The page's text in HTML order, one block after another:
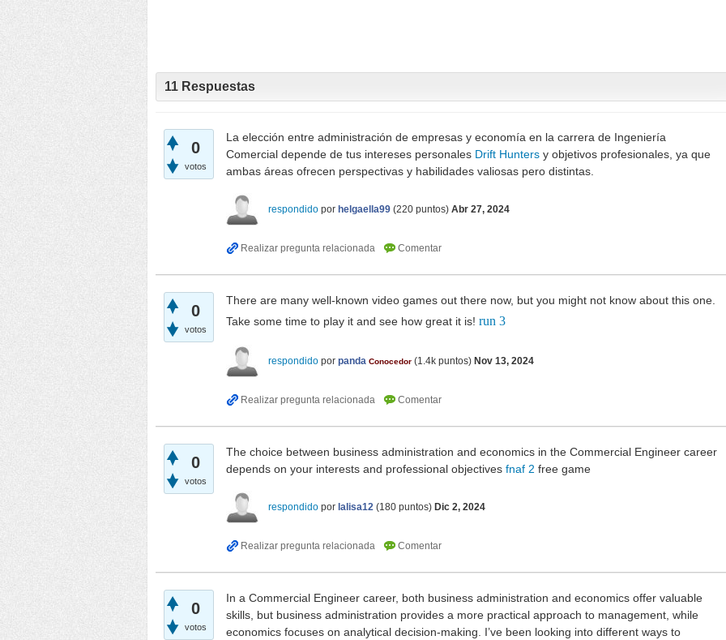
11 Respuestas
0
votos
La elección entre administración de empresas y economía en la carrera de Ingeniería
Comercial depende de tus intereses personales Drift Hunters y objetivos profesionales, ya que
ambas áreas ofrecen perspectivas y habilidades valiosas pero distintas.
respondido por helgaella99 (220 puntos) Abr 27, 2024
0
votos
There are many well-known video games out there now, but you might not know about this one.
Take some time to play it and see how great it is! run 3
respondido por panda Conocedor (1.4k puntos) Nov 13, 2024
0
votos
The choice between business administration and economics in the Commercial Engineer career
depends on your interests and professional objectives fnaf 2 free game
respondido por lalisa12 (180 puntos) Dic 2, 2024
0
votos
In a Commercial Engineer career, both business administration and economics offer valuable
skills, but business administration provides a more practical approach to management, while
economics focuses on analytical decision-making. I’ve been looking into different ways to